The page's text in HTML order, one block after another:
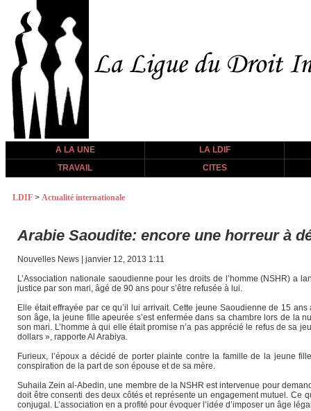
A LA UNE
LA LDIF
TRAVAIL
CITES
LDIF > Actualité internationale
Arabie Saoudite: encore une horreur à
Nouvelles News | janvier 12, 2013 1:11
L’Association nationale saoudienne pour les droits de l’homme (NSHR)
justice par son mari, âgé de 90 ans pour s’être refusée à lui.
Elle était effrayée par ce qu’il lui arrivait. Cette jeune Saoudienne de 15
son âge, la jeune fille apeurée s’est enfermée dans sa chambre lors de la
son mari. L’homme à qui elle était promise n’a pas apprécié le refus de sa
dollars », rapporte Al Arabiya.
Furieux, l’époux a décidé de porter plainte contre la famille de la jeune
conspiration de la part de son épouse et de sa mère.
Suhaila Zein al-Abedin, une membre de la NSHR est intervenue pour
doit être consenti des deux côtés et représente un engagement mutuel. Ce
conjugal. L’association en a profité pour évoquer l’idée d’imposer un âge